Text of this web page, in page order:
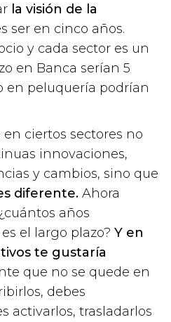
la visión de la
ser en cinco años.
y cada sector es un
en Banca serían 5
en peluquería podrían
ciertos sectores no
innovaciones,
y cambios, sino que
diferente. Ahora
años
el largo plazo? Y en
te gustaría
que no se quede en
debes
activarlos, trasladarlos